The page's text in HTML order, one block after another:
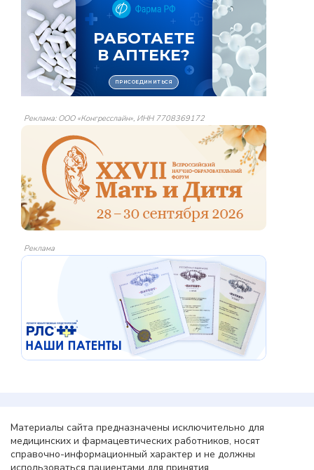
Реклама: ООО «Конгресслайн», ИНН 7708369172
Реклама
Материалы сайта предназначены исключительно для
медицинских и фармацевтических работников, носят
справочно-информационный характер и не должны